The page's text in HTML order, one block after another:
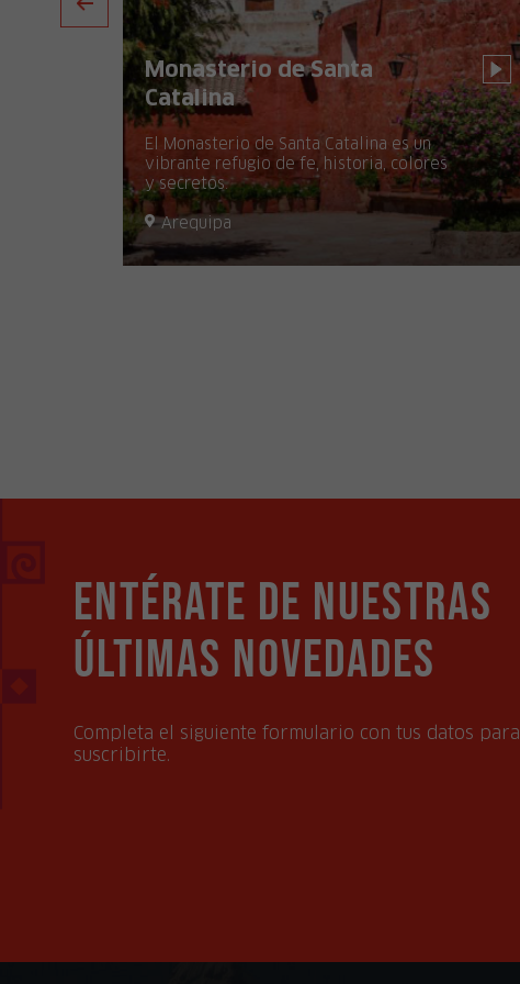
Nevado Salkantay
A 60 km de Cusco, el Nevado Salkantay
fascina con sus hielos, campos verdes y
lagunas turquesa.
Cusco
Entérate de nuestras
últimas novedades
Completa el siguiente formulario con tus datos para
suscribirte.